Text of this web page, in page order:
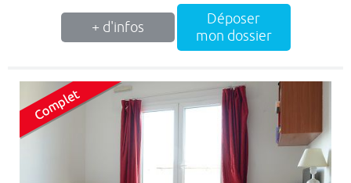
+ d'infos
Déposer
mon dossier